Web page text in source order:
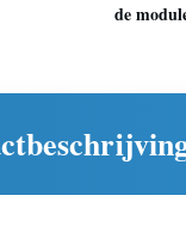
de